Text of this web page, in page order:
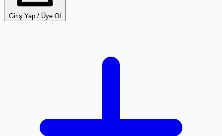
Giriş Yap / Üye Ol